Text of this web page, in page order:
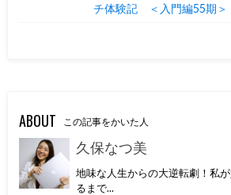
チ体験記 ＜入門編55期＞
ABOUT この記事をかいた人
久保なつ美
地味な人生からの大逆転劇！私
るまで...